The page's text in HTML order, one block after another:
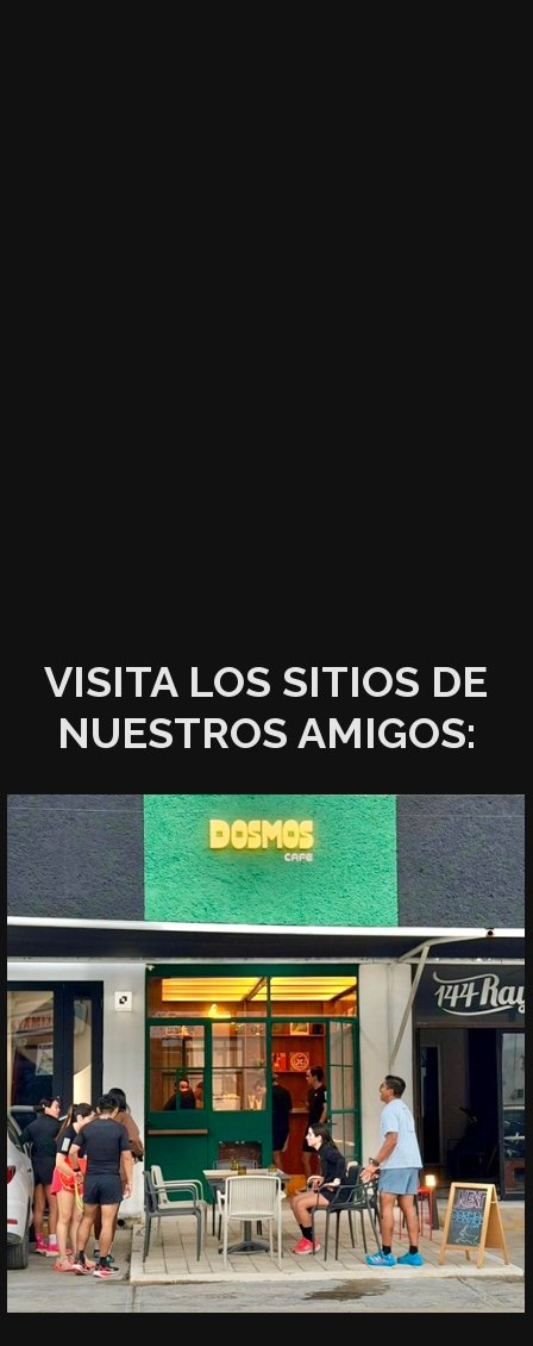
VISITA LOS SITIOS DE
NUESTROS AMIGOS: